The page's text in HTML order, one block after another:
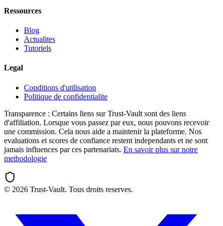
Ressources
Blog
Actualites
Tutoriels
Legal
Conditions d'utilisation
Politique de confidentialite
Transparence : Certains liens sur Trust-Vault sont des liens
d'affiliation. Lorsque vous passez par eux, nous pouvons recevoir
une commission. Cela nous aide a maintenir la plateforme. Nos
evaluations et scores de confiance restent independants et ne sont
jamais influences par ces partenariats. En savoir plus sur notre
methodologie
© 2026 Trust-Vault. Tous droits reserves.